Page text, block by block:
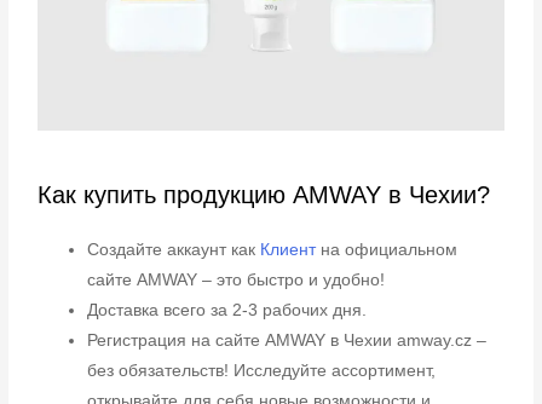
Как купить продукцию AMWAY в Чехии?
Создайте аккаунт как Клиентна официальном
сайте AMWAY – это быстро и удобно!
Доставка всего за 2-3 рабочих дня.
Регистрация на сайте AMWAY в Чехии amway.cz –
без обязательств! Исследуйте ассортимент,